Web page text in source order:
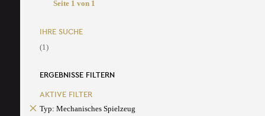
Seite 1 von 1
IHRE SUCHE
(1)
ERGEBNISSE FILTERN
AKTIVE FILTER
Typ: Mechanisches Spielzeug